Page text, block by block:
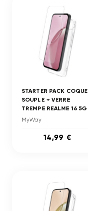
STARTER PACK COQUE
SOUPLE + VERRE
TREMPE REALME 16 5G
MyWay
14,99 €